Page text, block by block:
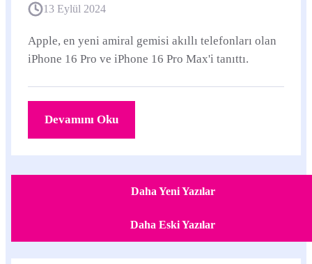
13 Eylül 2024
Apple, en yeni amiral gemisi akıllı telefonları olan
iPhone 16 Pro ve ‌iPhone 16 Pro‌ Max'i tanıttı.
Devamını Oku
Daha Yeni Yazılar
Daha Eski Yazılar